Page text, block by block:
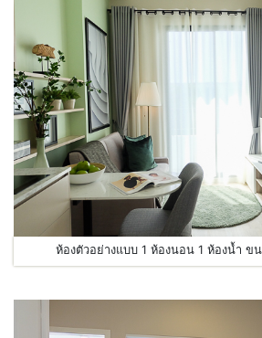
ห้องตัวอย่างแบบ 1 ห้องนอน 1 ห้องน้ำ ข